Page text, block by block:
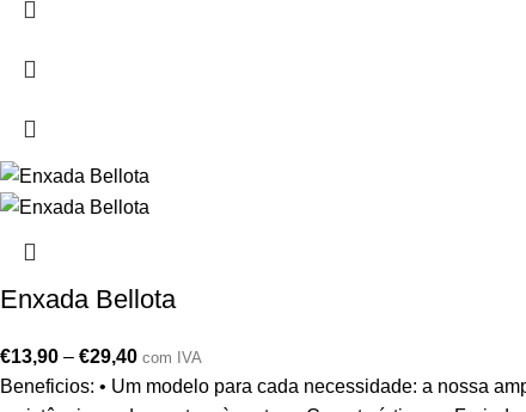
Enxada Bellota
€13,90 – €29,40 com IVA
Beneficios: • Um modelo para cada necessidade: a nossa